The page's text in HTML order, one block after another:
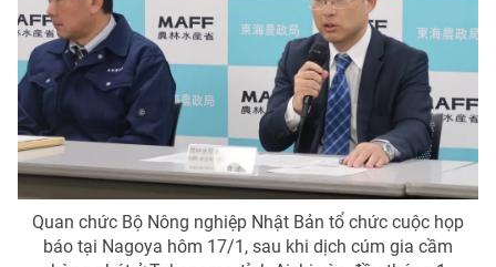
Theo dõi báo trên
Cơ quan chủ quản:
Đài Truyền hình Việt Nam
Cơ quan báo chí:Thời báo VTV
Giấy phép hoạt động báo in và báo điện tử số 483/GP-BTTTT
cấp ngày 29/12/2023
Phó Tổng Biên tập:Nguyễn Thị Mỹ Hạnh, Phạm Quốc Thắng,
Nguyễn Trọng Ninh
Quan chức Bộ Nông nghiệp Nhật Bản tổ chức cuộc họp
báo tại Nagoya hôm 17/1, sau khi dịch cúm gia cầm